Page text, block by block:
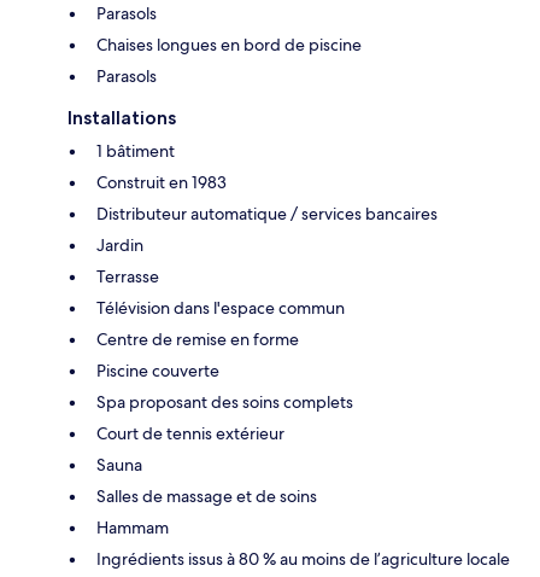
Parasols
Chaises longues en bord de piscine
Parasols
Installations
1 bâtiment
Construit en 1983
Distributeur automatique / services bancaires
Jardin
Terrasse
Télévision dans l'espace commun
Centre de remise en forme
Piscine couverte
Spa proposant des soins complets
Court de tennis extérieur
Sauna
Salles de massage et de soins
Hammam
Ingrédients issus à 80 % au moins de l’agriculture locale